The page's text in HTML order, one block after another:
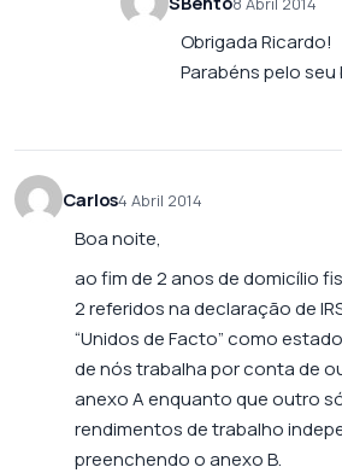
Obrigada Ricardo!
Parabéns pelo seu
Carlos4 Abril 2014
Boa noite,
ao fim de 2 anos de domicílio
2 referidos na declaração de
“Unidos de Facto” como
de nós trabalha por conta de
anexo A enquanto que outro
rendimentos de trabalho
preenchendo o anexo B.